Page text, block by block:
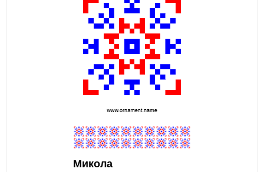
Микола